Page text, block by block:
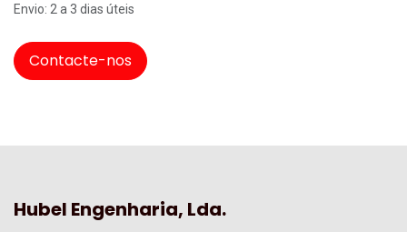
Envio: 2 a 3 dias úteis
Contacte-nos
Hubel Engenharia, Lda.